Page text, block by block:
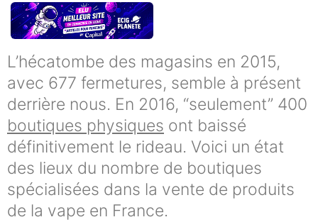
L’hécatombe des magasins en 2015,
avec 677 fermetures, semble à présent
derrière nous. En 2016, “seulement” 400
boutiques physiques ont baissé
définitivement le rideau. Voici un état
des lieux du nombre de boutiques
spécialisées dans la vente de produits
de la vape en France.